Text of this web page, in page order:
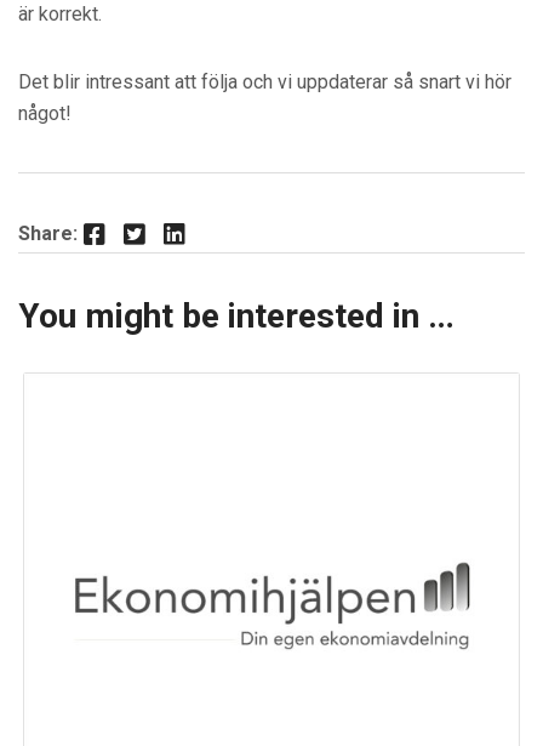
är korrekt.
Det blir intressant att följa och vi uppdaterar så snart vi hör
något!
Share: Facebook
TwitterLinkedIn
You might be interested in …